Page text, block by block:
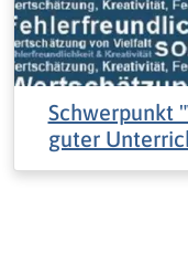
Schwerpunkt
guter